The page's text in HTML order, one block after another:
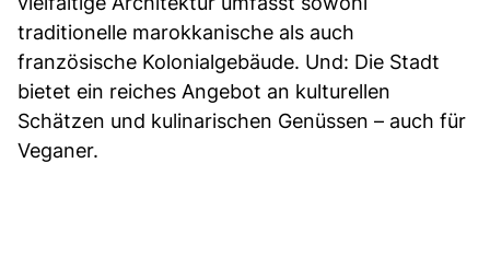
traditionelle marokkanische als auch
französische Kolonialgebäude. Und: Die Stadt
bietet ein reiches Angebot an kulturellen
Schätzen und kulinarischen Genüssen – auch für
Veganer.